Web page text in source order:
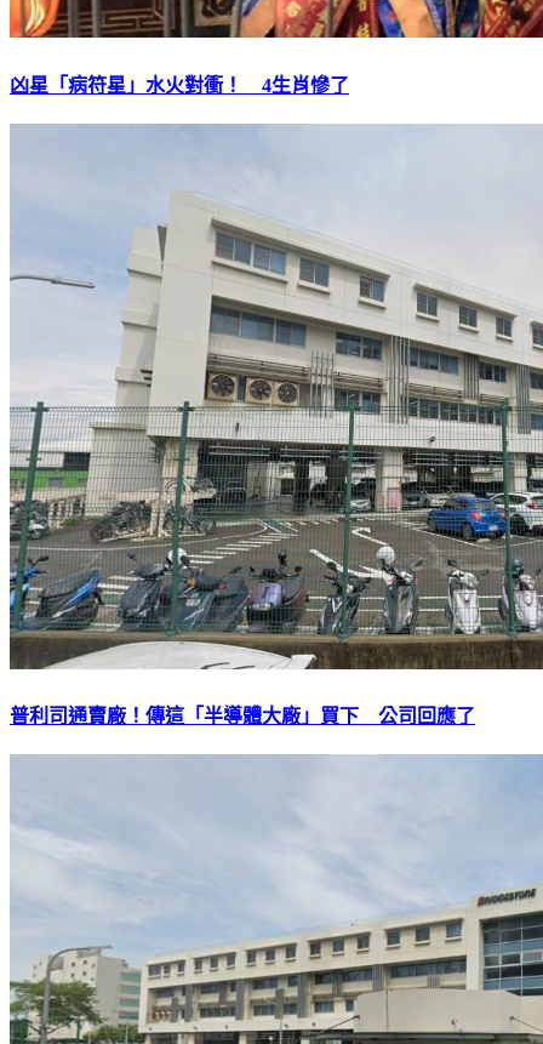
凶星「病符星」水火對衝！ 4生肖慘了
普利司通賣廠！傳這「半導體大廠」買下 公司回應了